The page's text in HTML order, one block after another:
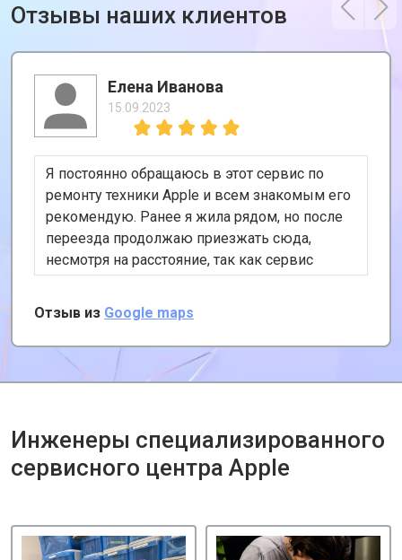
Отзывы наших клиентов
Елена Иванова
15.09.2023
Я постоянно обращаюсь в этот сервис по
ремонту техники Apple и всем знакомым его
рекомендую. Ранее я жила рядом, но после
переезда продолжаю приезжать сюда,
несмотря на расстояние, так как сервис
хороший и цены адекватные. К тому же, у
них есть удобная услуга вызова курьера,
забирает и привозит почти за даром!
Отзыв из Google maps
Инженеры специализированного
сервисного центра Apple